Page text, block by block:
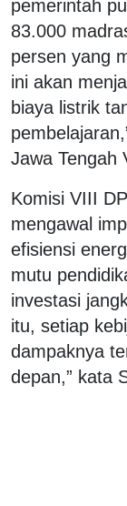
pemerintah
83.000
persen yang
ini akan
biaya listrik
Jawa Tengah
Komisi VIII
mengawal
efisiensi
mutu
investasi
itu, setiap
dampaknya
depan,” kata